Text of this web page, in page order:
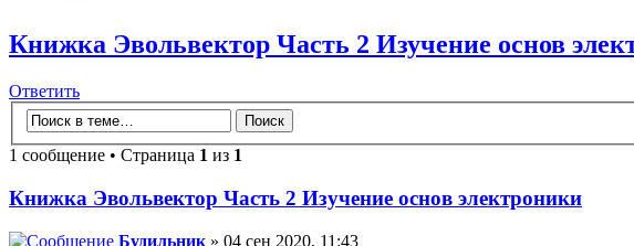
Книжка Эвольвектор Часть 2 Изучение основ
Ответить
1 сообщение • Страница 1 из 1
Книжка Эвольвектор Часть 2 Изучение основ электроники
Будильник » 04 сен 2020, 11:43